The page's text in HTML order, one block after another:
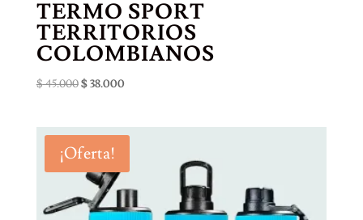
TERMO SPORT
TERRITORIOS
COLOMBIANOS
$45.000El
era:
$ 45.000.
$38.000El
es:
¡Oferta!